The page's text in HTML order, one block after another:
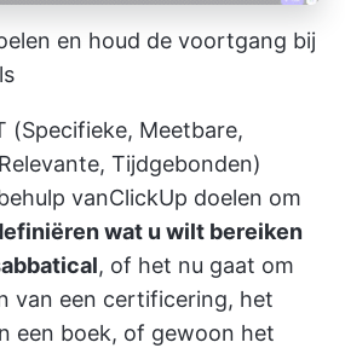
en houd de voortgang bij
(Specifieke, Meetbare,
Tijdgebonden)
vanClickUp doelen om
wat u wilt bereiken
, of het nu gaat om
van een certificering, het
een boek, of gewoon het